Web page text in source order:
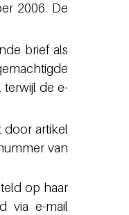
2006. De
brief als
terwijl de e-
door artikel
van
op haar
via e-mail